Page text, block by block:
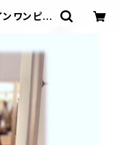
ワンピー
Ｓ